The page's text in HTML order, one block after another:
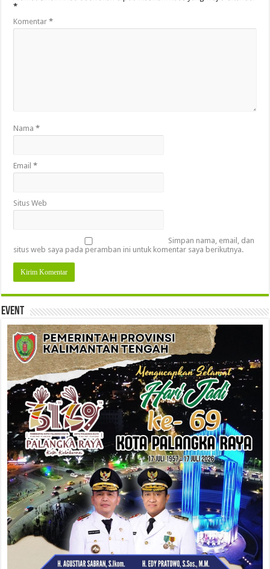
*
Komentar*
Nama*
Email*
Situs Web
Simpan nama, email, dan
situs web saya pada peramban ini untuk komentar saya berikutnya.
Event